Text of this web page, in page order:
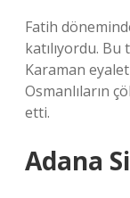
Fatih
katılıyordu.
Karaman
Osmanlıların
etti.
Adana